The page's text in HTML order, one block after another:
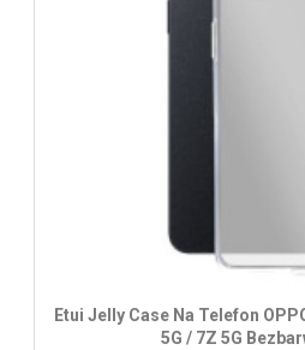
Etui Jelly Case Na Telefon
5G / 7Z 5G